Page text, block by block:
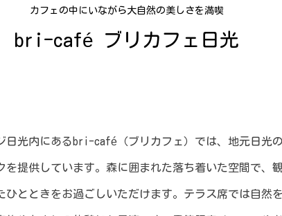
カフェの中にいながら大自然の美しさを満喫
bri-café ブリカフェ日光
日光内にあるbri-café（ブリカフェ）では、地元日光
を提供しています。森に囲まれた落ち着いた空間で、
ひとときをお過ごしいただけます。テラス席では自然